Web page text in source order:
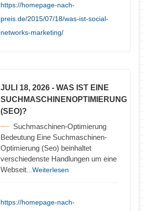
https://homepage-nach-
preis.de/2015/07/18/was-ist-social-
networks-marketing/
JULI 18, 2026 - WAS IST EINE
SUCHMASCHINENOPTIMIERUNG
(SEO)?
Suchmaschinen-Optimierung
Bedeutung Eine Suchmaschinen-
Optimierung (Seo) beinhaltet
verschiedenste Handlungen um eine
Webseit ...Weiterlesen
https://homepage-nach-